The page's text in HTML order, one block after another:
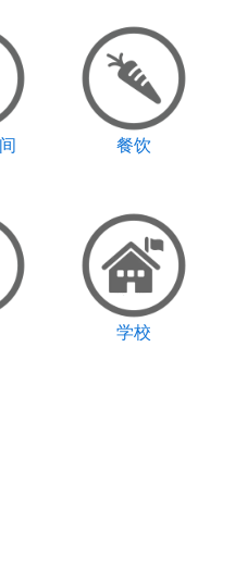
餐饮
学校